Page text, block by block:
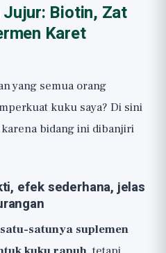
Jujur: Biotin, Zat
Karet
yang semua orang
kuku saya? Di sini
bidang ini dibanjiri
efek sederhana, jelas
satu-satunya suplemen